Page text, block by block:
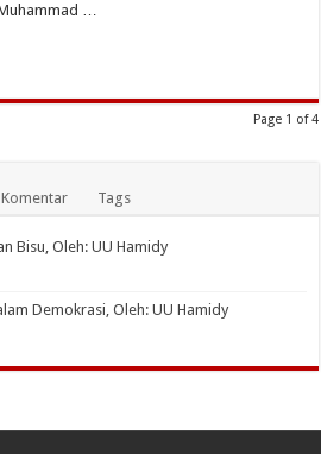
…
Page 1 of 4
Komentar Tags
Bisu, Oleh: UU Hamidy
Demokrasi, Oleh: UU Hamidy